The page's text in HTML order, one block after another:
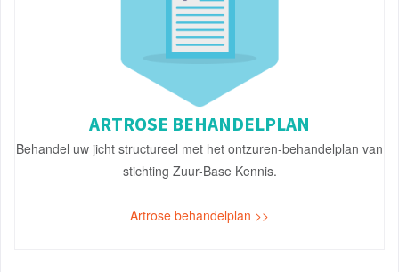
ARTROSE BEHANDELPLAN
Behandel uw jicht structureel met het ontzuren-behandelplan van
stichting Zuur-Base Kennis.
Artrose behandelplan >>